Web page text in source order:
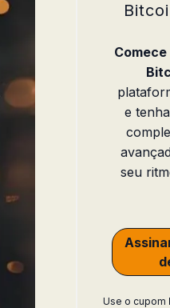
e
seu
Use o cupom